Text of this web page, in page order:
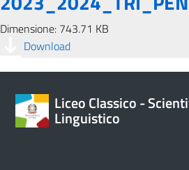
Dimensione: 743.71 KB
Download
Liceo Classico -
Linguistico